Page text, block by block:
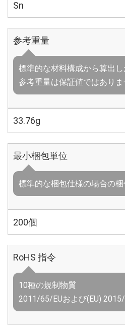
Sn
参考重量
標準的な材料構成から算出し
参考重量は保証値ではありま
33.76g
最小梱包単位
標準的な梱包仕様の場合の梱
200個
RoHS 指令
10種の規制物質
2011/65/EUおよび(EU)